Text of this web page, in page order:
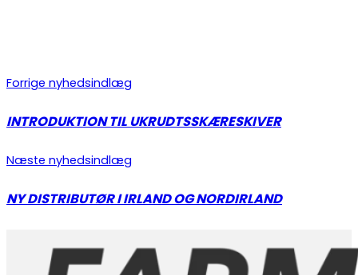
Forrige nyhedsindlæg
INTRODUKTION TIL UKRUDTSSKÆRESKIVER
Næste nyhedsindlæg
NY DISTRIBUTØR I IRLAND OG NORDIRLAND